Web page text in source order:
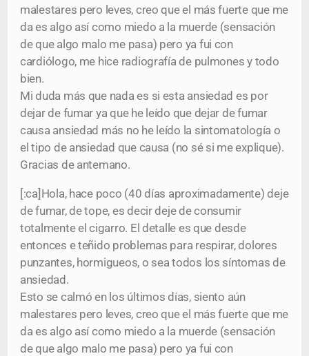
malestares pero leves, creo que el más fuerte que me
da es algo así como miedo a la muerde (sensación
de que algo malo me pasa) pero ya fui con
cardiólogo, me hice radiografía de pulmones y todo
bien.
Mi duda más que nada es si esta ansiedad es por
dejar de fumar ya que he leído que dejar de fumar
causa ansiedad más no he leído la sintomatología o
el tipo de ansiedad que causa (no sé si me explique).
Gracias de antemano.
[:ca]Hola, hace poco (40 días aproximadamente) deje
de fumar, de tope, es decir deje de consumir
totalmente el cigarro. El detalle es que desde
entonces e teñido problemas para respirar, dolores
punzantes, hormigueos, o sea todos los síntomas de
ansiedad.
Esto se calmó en los últimos días, siento aún
malestares pero leves, creo que el más fuerte que me
da es algo así como miedo a la muerde (sensación
de que algo malo me pasa) pero ya fui con